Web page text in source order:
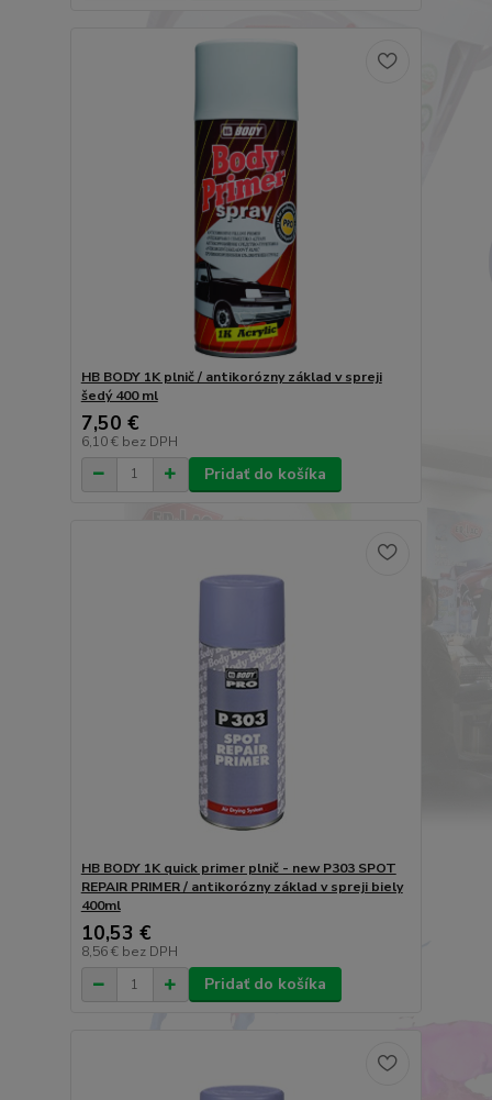
HB BODY 1K plnič / antikorózny základ v spreji
šedý 400 ml
7,50 €
6,10 € bez DPH
Pridať do košíka
HB BODY 1K quick primer plnič - new P303 SPOT
REPAIR PRIMER / antikorózny základ v spreji biely
400ml
10,53 €
8,56 € bez DPH
Pridať do košíka